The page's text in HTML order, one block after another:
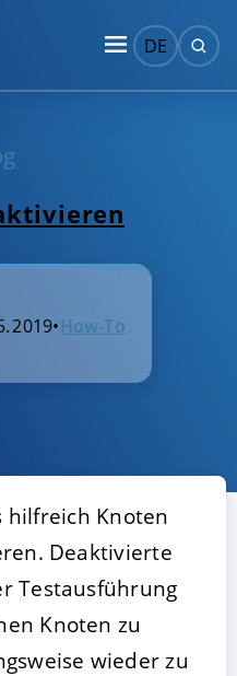
DE
2019•How-To
hilfreich Knoten
Deaktivierte
Testausführung
Knoten zu
wieder zu